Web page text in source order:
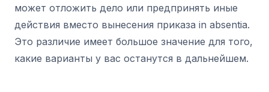
может отложить дело или предпринять иные
действия вместо вынесения приказа in absentia.
Это различие имеет большое значение для того,
какие варианты у вас останутся в дальнейшем.